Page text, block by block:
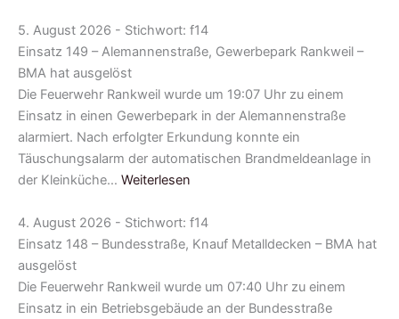
5. August 2026 - Stichwort: f14
Einsatz 149 – Alemannenstraße, Gewerbepark Rankweil –
BMA hat ausgelöst
Die Feuerwehr Rankweil wurde um 19:07 Uhr zu einem
Einsatz in einen Gewerbepark in der Alemannenstraße
alarmiert. Nach erfolgter Erkundung konnte ein
Täuschungsalarm der automatischen Brandmeldeanlage in
der Kleinküche… Weiterlesen
4. August 2026 - Stichwort: f14
Einsatz 148 – Bundesstraße, Knauf Metalldecken – BMA hat
ausgelöst
Die Feuerwehr Rankweil wurde um 07:40 Uhr zu einem
Einsatz in ein Betriebsgebäude an der Bundesstraße